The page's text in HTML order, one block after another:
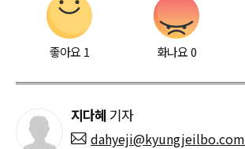
좋아요 1 화나요0
지다혜 기자
dahyeji@kyungjeilbo.com